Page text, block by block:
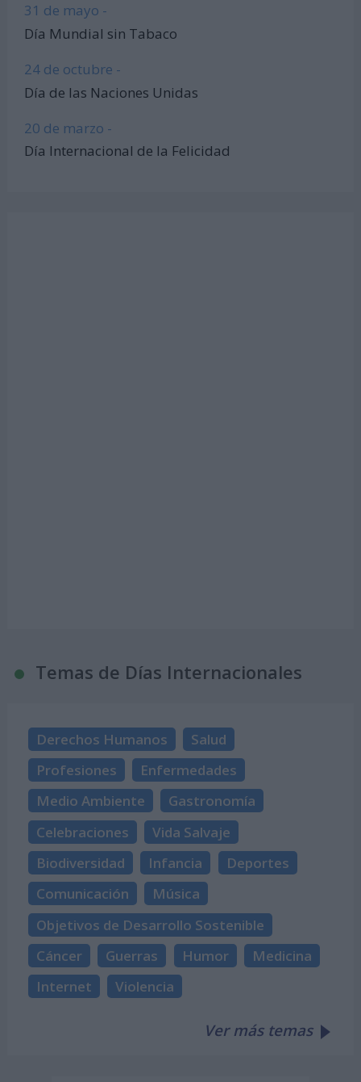
31 de mayo -
Día Mundial sin Tabaco
24 de octubre -
Día de las Naciones Unidas
20 de marzo -
Día Internacional de la Felicidad
Temas de Días Internacionales
Derechos Humanos
Salud
Profesiones
Enfermedades
Medio Ambiente
Gastronomía
Celebraciones
Vida Salvaje
Biodiversidad
Infancia
Deportes
Comunicación
Música
Objetivos de Desarrollo Sostenible
Cáncer
Guerras Humor
Medicina
Internet
Violencia
Ver más temas